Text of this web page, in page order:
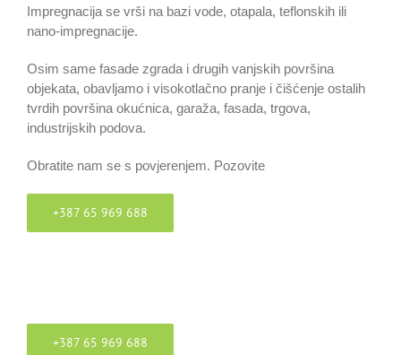
Impregnacija se vrši na bazi vode, otapala, teflonskih ili
nano-impregnacije.
Osim same fasade zgrada i drugih vanjskih površina
objekata, obavljamo i visokotlačno pranje i čišćenje ostalih
tvrdih površina okućnica, garaža, fasada, trgova,
industrijskih podova.
Obratite nam se s povjerenjem. Pozovite
+387 65 969 688
+387 65 969 688